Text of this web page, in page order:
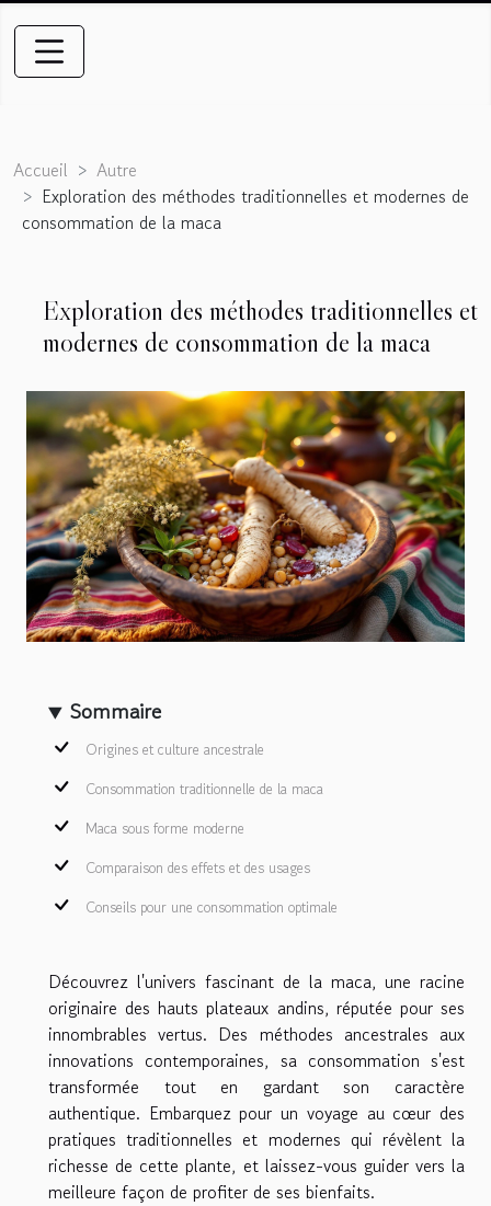
Accueil
Autre
Exploration des méthodes traditionnelles et modernes de
consommation de la maca
Exploration des méthodes traditionnelles et
modernes de consommation de la maca
Sommaire
Origines et culture ancestrale
Consommation traditionnelle de la maca
Maca sous forme moderne
Comparaison des effets et des usages
Conseils pour une consommation optimale
Découvrez l'univers fascinant de la maca, une racine
originaire des hauts plateaux andins, réputée pour ses
innombrables vertus. Des méthodes ancestrales aux
innovations contemporaines, sa consommation s'est
transformée tout en gardant son caractère
authentique. Embarquez pour un voyage au cœur des
pratiques traditionnelles et modernes qui révèlent la
richesse de cette plante, et laissez-vous guider vers la
meilleure façon de profiter de ses bienfaits.